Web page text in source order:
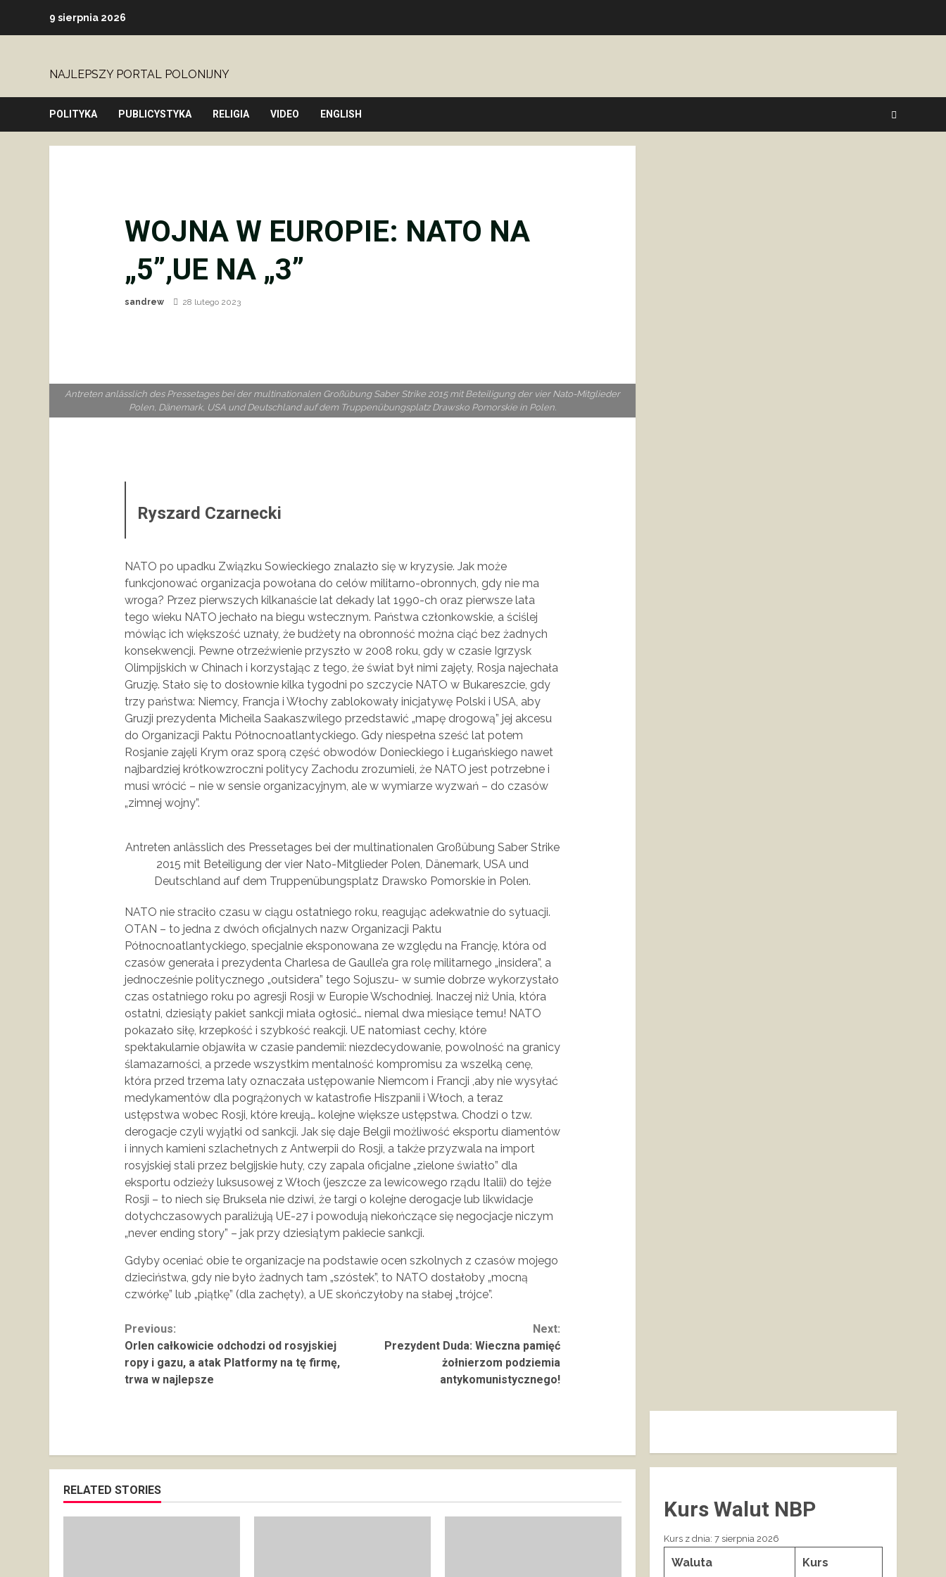
9 sierpnia 2026
NAJLEPSZY PORTAL POLONIJNY
POLITYKA PUBLICYSTYKA RELIGIA VIDEO ENGLISH
WOJNA W EUROPIE: NATO NA
„5”,UE NA „3”
sandrew 28 lutego 2023
Antreten anlässlich des Pressetages bei der multinationalen Großübung Saber Strike 2015 mit Beteiligung der vier Nato-Mitglieder
Polen, Dänemark, USA und Deutschland auf dem Truppenübungsplatz Drawsko Pomorskie in Polen.
Ryszard Czarnecki
NATO po upadku Związku Sowieckiego znalazło się w kryzysie. Jak może
funkcjonować organizacja powołana do celów militarno-obronnych, gdy nie ma
wroga? Przez pierwszych kilkanaście lat dekady lat 1990-ch oraz pierwsze lata
tego wieku NATO jechało na biegu wstecznym. Państwa członkowskie, a ściślej
mówiąc ich większość uznały, że budżety na obronność można ciąć bez żadnych
konsekwencji. Pewne otrzeźwienie przyszło w 2008 roku, gdy w czasie Igrzysk
Olimpijskich w Chinach i korzystając z tego, że świat był nimi zajęty, Rosja najechała
Gruzję. Stało się to dosłownie kilka tygodni po szczycie NATO w Bukareszcie, gdy
trzy państwa: Niemcy, Francja i Włochy zablokowały inicjatywę Polski i USA, aby
Gruzji prezydenta Micheila Saakaszwilego przedstawić „mapę drogową” jej akcesu
do Organizacji Paktu Północnoatlantyckiego. Gdy niespełna sześć lat potem
Rosjanie zajęli Krym oraz sporą część obwodów Donieckiego i Ługańskiego nawet
najbardziej krótkowzroczni politycy Zachodu zrozumieli, że NATO jest potrzebne i
musi wrócić – nie w sensie organizacyjnym, ale w wymiarze wyzwań – do czasów
„zimnej wojny”.
Antreten anlässlich des Pressetages bei der multinationalen Großübung Saber Strike
2015 mit Beteiligung der vier Nato-Mitglieder Polen, Dänemark, USA und
Deutschland auf dem Truppenübungsplatz Drawsko Pomorskie in Polen.
NATO nie straciło czasu w ciągu ostatniego roku, reagując adekwatnie do sytuacji.
OTAN – to jedna z dwóch oficjalnych nazw Organizacji Paktu
Północnoatlantyckiego, specjalnie eksponowana ze względu na Francję, która od
czasów generała i prezydenta Charlesa de Gaulle’a gra rolę militarnego „insidera”, a
jednocześnie politycznego „outsidera” tego Sojuszu- w sumie dobrze wykorzystało
czas ostatniego roku po agresji Rosji w Europie Wschodniej. Inaczej niż Unia, która
ostatni, dziesiąty pakiet sankcji miała ogłosić… niemal dwa miesiące temu! NATO
pokazało siłę, krzepkość i szybkość reakcji. UE natomiast cechy, które
spektakularnie objawiła w czasie pandemii: niezdecydowanie, powolność na granicy
ślamazarności, a przede wszystkim mentalność kompromisu za wszelką cenę,
która przed trzema laty oznaczała ustępowanie Niemcom i Francji ,aby nie wysyłać
medykamentów dla pogrążonych w katastrofie Hiszpanii i Włoch, a teraz
ustępstwa wobec Rosji, które kreują… kolejne większe ustępstwa. Chodzi o tzw.
derogacje czyli wyjątki od sankcji. Jak się daje Belgii możliwość eksportu diamentów
i innych kamieni szlachetnych z Antwerpii do Rosji, a także przyzwala na import
rosyjskiej stali przez belgijskie huty, czy zapala oficjalne „zielone światło” dla
eksportu odzieży luksusowej z Włoch (jeszcze za lewicowego rządu Italii) do tejże
Rosji – to niech się Bruksela nie dziwi, że targi o kolejne derogacje lub likwidacje
dotychczasowych paraliżują UE-27 i powodują niekończące się negocjacje niczym
„never ending story” – jak przy dziesiątym pakiecie sankcji.
Gdyby oceniać obie te organizacje na podstawie ocen szkolnych z czasów mojego
dzieciństwa, gdy nie było żadnych tam „szóstek”, to NATO dostałoby „mocną
czwórkę” lub „piątkę” (dla zachęty), a UE skończyłoby na słabej „trójce”.
Continue
Reading
Previous:
Orlen całkowicie odchodzi od rosyjskiej
ropy i gazu, a atak Platformy na tę firmę,
trwa w najlepsze
Next:
Prezydent Duda: Wieczna pamięć
żołnierzom podziemia
antykomunistycznego!
RELATED STORIES
Kurs Walut NBP
Kurs z dnia: 7 sierpnia 2026
Waluta Kurs